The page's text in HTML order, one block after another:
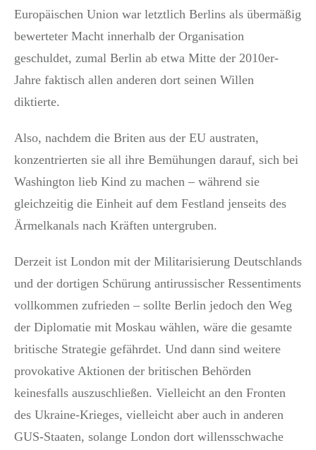
Europäischen Union war letztlich Berlins als übermäßig
bewerteter Macht innerhalb der Organisation
geschuldet, zumal Berlin ab etwa Mitte der 2010er-
Jahre faktisch allen anderen dort seinen Willen
diktierte.
Also, nachdem die Briten aus der EU austraten,
konzentrierten sie all ihre Bemühungen darauf, sich bei
Washington lieb Kind zu machen – während sie
gleichzeitig die Einheit auf dem Festland jenseits des
Ärmelkanals nach Kräften untergruben.
Derzeit ist London mit der Militarisierung Deutschlands
und der dortigen Schürung antirussischer Ressentiments
vollkommen zufrieden – sollte Berlin jedoch den Weg
der Diplomatie mit Moskau wählen, wäre die gesamte
britische Strategie gefährdet. Und dann sind weitere
provokative Aktionen der britischen Behörden
keinesfalls auszuschließen. Vielleicht an den Fronten
des Ukraine-Krieges, vielleicht aber auch in anderen
GUS-Staaten, solange London dort willensschwache